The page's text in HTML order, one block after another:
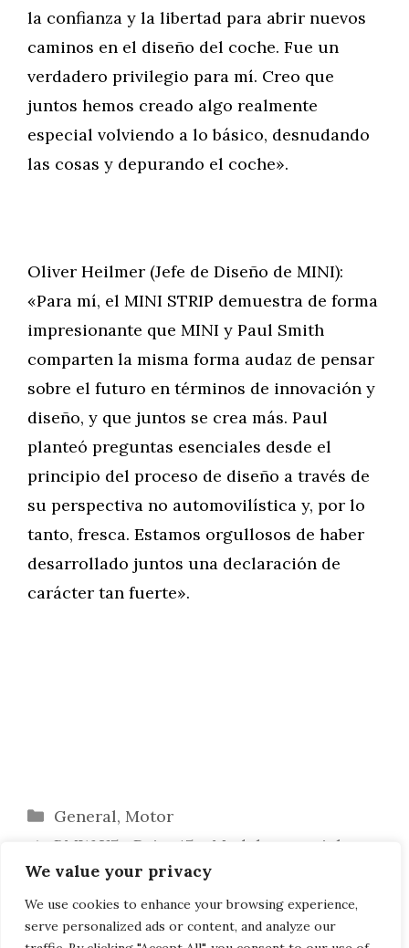
We value your privacy
We use cookies to enhance your browsing experience,
serve personalized ads or content, and analyze our
la confianza y la libertad para abrir nuevos
caminos en el diseño del coche. Fue un
verdadero privilegio para mí. Creo que
juntos hemos creado algo realmente
especial volviendo a lo básico, desnudando
las cosas y depurando el coche».
Oliver Heilmer (Jefe de Diseño de MINI):
«Para mí, el MINI STRIP demuestra de forma
impresionante que MINI y Paul Smith
comparten la misma forma audaz de pensar
sobre el futuro en términos de innovación y
diseño, y que juntos se crea más. Paul
planteó preguntas esenciales desde el
principio del proceso de diseño a través de
su perspectiva no automovilística y, por lo
tanto, fresca. Estamos orgullosos de haber
desarrollado juntos una declaración de
carácter tan fuerte».
Categorías
General, Motor
BMW X5 xDrive45e: Modelo especial
individual en Gris Lime Rock
Espectáculo láser: BMW iX en el punto
de mira del láser más potente del mundo